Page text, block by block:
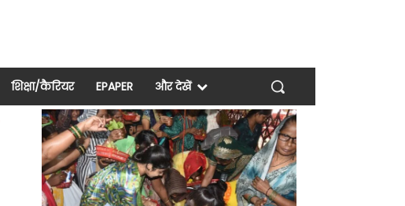
शिक्षा/कैरियर EPAPER और देखें